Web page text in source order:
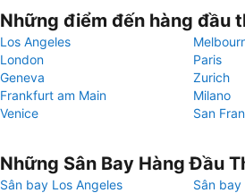
Những điểm đến hàng đầu
Los Angeles
London
Paris
Geneva
Zurich
Frankfurt am Main
Milano
Venice
San
Những Sân Bay Hàng Đầu
Sân bay Los Angeles
Sân